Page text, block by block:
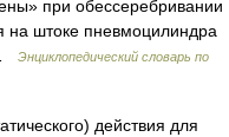
при обессеребривании
на штоке пневмоцилиндра
Энциклопедический словарь по
действия для